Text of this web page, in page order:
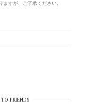
ますが、ご了承ください。
FRIENDS